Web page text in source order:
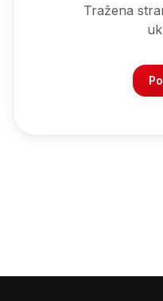
Tražena